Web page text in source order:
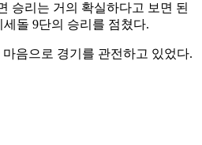
승리는 거의 확실하다고 보면 된
돌 9단의 승리를 점쳤다.
음으로 경기를 관전하고 있었다.